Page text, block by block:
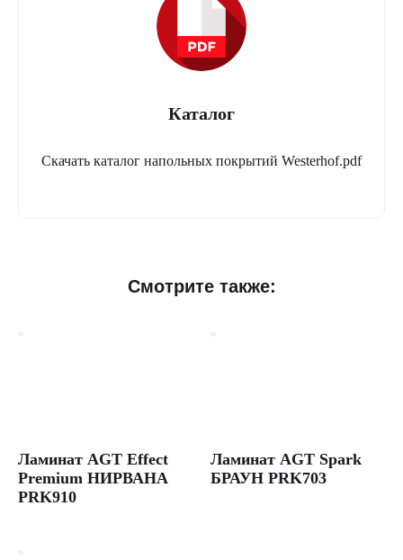
Каталог
Скачать каталог напольных покрытий Westerhof.pdf
Смотрите также:
Ламинат AGT Effect
Premium НИРВАНА
PRK910
Ламинат AGT Spark
БРАУН PRK703